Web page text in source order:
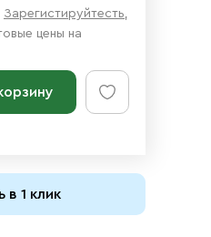
Зарегистируйтесть,
цены на
в 1 клик